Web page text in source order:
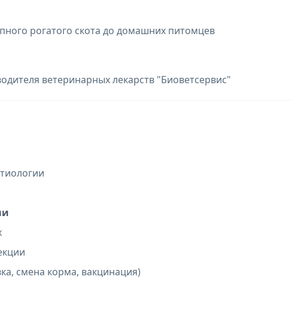
рогатого скота до домашних питомцев
ветеринарных лекарств "Биоветсервис"
смена корма, вакцинация)